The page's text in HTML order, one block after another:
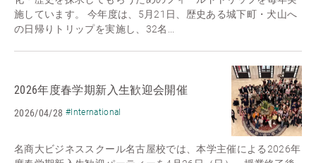
施しています。 今年度は、5月21日、歴史ある城下町・犬山へ
の日帰りトリップを実施し、32名...
2026年度春学期新入生歓迎会開催
2026/04/28 #International
名商大ビジネススクール名古屋校では、本学主催による2026年